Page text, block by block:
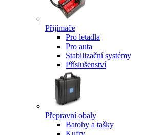
Přijímače
Pro letadla
Pro auta
Stabilizační systémy
Příslušenství
Přepravní obaly
Batohy a tašky